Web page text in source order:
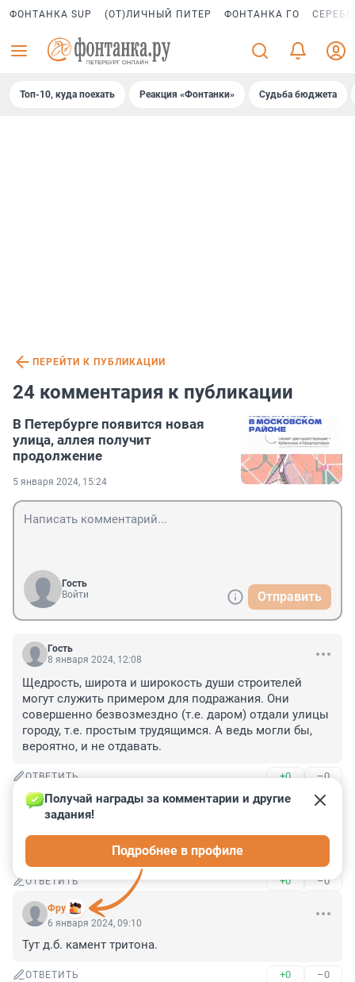
ФОНТАНКА SUP (ОТ)ЛИЧНЫЙ ПИТЕР ФОНТАНКА ГО
Топ-10, куда поехать Реакция «Фонтанки» Судьба бюджета
ПЕРЕЙТИ К ПУБЛИКАЦИИ
24 комментария к публикации
В Петербурге появится новая
улица, аллея получит
продолжение
5 января 2024, 15:24
Гость
Войти
Отправить
Гость
8 января 2024, 12:08
Щедрость, широта и широкость души строителей
могут служить примером для подражания. Они
совершенно безвозмездно (т.е. даром) отдали улицы
городу, т.е. простым трудящимся. А ведь могли бы,
вероятно, и не отдавать.
ОТВЕТИТЬ +0 –0
Гость
8 января 2024, 11:26
Да, что у нас безвозмездно делается.... Лапша на
ОТВЕТИТЬ +0 –0
Фру
Получай награды за комментарии и другие
задания!
Подробнее в профиле
6 января 2024, 09:10
Тут д.б. камент тритона.
ОТВЕТИТЬ +0 –0